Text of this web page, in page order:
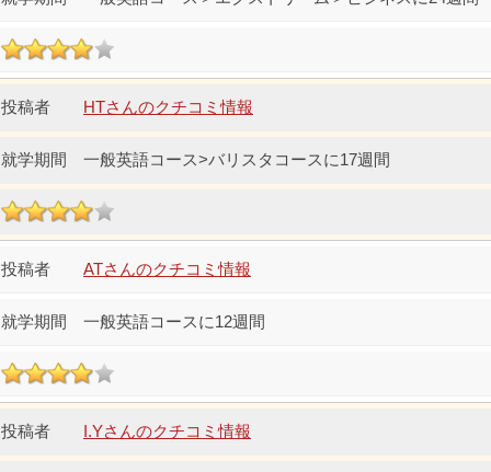
HTさんのクチコミ情報
一般英語コース>バリスタコースに17週間
ATさんのクチコミ情報
一般英語コースに12週間
I.Yさんのクチコミ情報